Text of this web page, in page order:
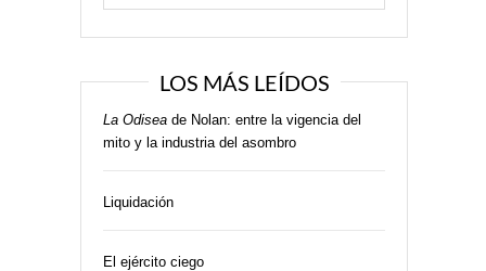
LOS MÁS LEÍDOS
La Odisea de Nolan: entre la vigencia del
mito y la industria del asombro
Liquidación
El ejército ciego